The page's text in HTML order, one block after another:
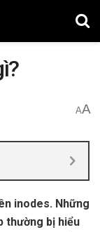
AA
inodes. Những
thường bị hiểu